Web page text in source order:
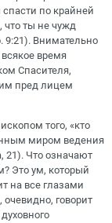
по крайней
что ты не чужд
9:21). Внимательно
время
Спасителя,
пред лицем
того, «кто
миром ведения
21). Что означают
Это ум, который
на все глазами
говорит